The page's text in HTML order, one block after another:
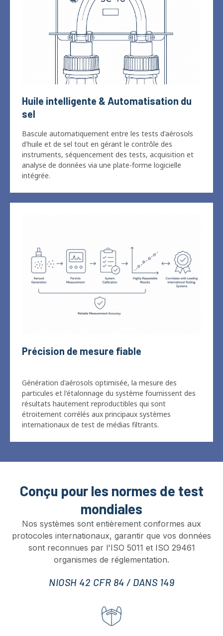
Huile intelligente & Automatisation du
Bascule automatiquement entre les tests d'aérosols
d'huile et de sel tout en gérant le contrôle des
instruments, séquencement des tests, acquisition et
analyse de données via une plate-forme logicielle
intégrée.
Génération d'aérosols optimisée, la mesure des
résultats hautement reproductibles qui sont
étroitement corrélés aux principaux systèmes
internationaux de test de médias filtrants.
Conçu pour les normes de test
mondiales
Nos systèmes sont entièrement conformes aux
protocoles internationaux, garantir que vos données
sont reconnues par l'ISO 5011 et ISO 29461
organismes de réglementation.
NIOSH 42 CFR 84 / DANS 149
Tests de certification des respirateurs